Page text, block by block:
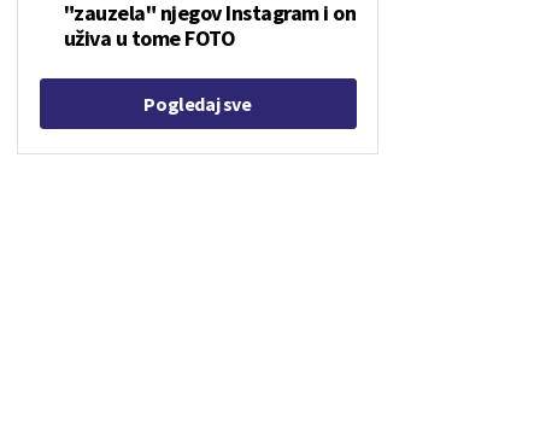
"zauzela" njegov Instagram i on
uživa u tome FOTO
Pogledaj sve